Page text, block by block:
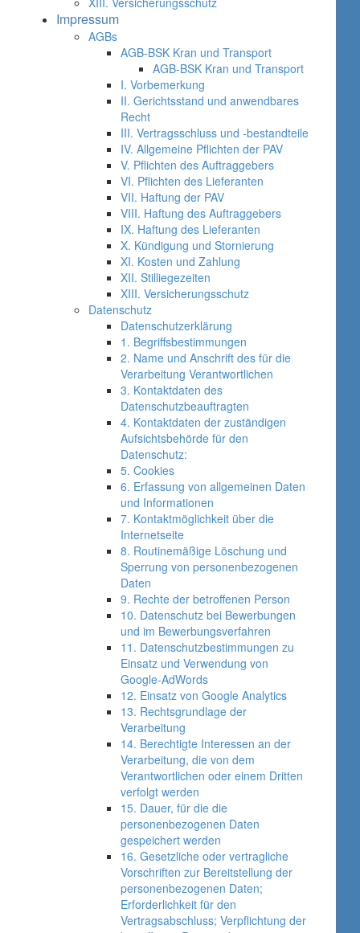
Impressum
AGBs
AGB-BSK Kran und Transport
AGB-BSK Kran und Transport
I. Vorbemerkung
II. Gerichtsstand und anwendbares
Recht
III. Vertragsschluss und -bestandteile
IV. Allgemeine Pflichten der PAV
V. Pflichten des Auftraggebers
VI. Pflichten des Lieferanten
VII. Haftung der PAV
VIII. Haftung des Auftraggebers
IX. Haftung des Lieferanten
X. Kündigung und Stornierung
XI. Kosten und Zahlung
XII. Stilliegezeiten
XIII. Versicherungsschutz
Datenschutz
Datenschutzerklärung
1. Begriffsbestimmungen
2. Name und Anschrift des für die
Verarbeitung Verantwortlichen
3. Kontaktdaten des
Datenschutzbeauftragten
4. Kontaktdaten der zuständigen
Aufsichtsbehörde für den
Datenschutz:
5. Cookies
6. Erfassung von allgemeinen Daten
und Informationen
7. Kontaktmöglichkeit über die
Internetseite
8. Routinemäßige Löschung und
Sperrung von personenbezogenen
Daten
9. Rechte der betroffenen Person
10. Datenschutz bei Bewerbungen
und im Bewerbungsverfahren
11. Datenschutzbestimmungen zu
Einsatz und Verwendung von
Google-AdWords
12. Einsatz von Google Analytics
13. Rechtsgrundlage der
Verarbeitung
14. Berechtigte Interessen an der
Verarbeitung, die von dem
Verantwortlichen oder einem Dritten
verfolgt werden
15. Dauer, für die die
personenbezogenen Daten
gespeichert werden
16. Gesetzliche oder vertragliche
Vorschriften zur Bereitstellung der
personenbezogenen Daten;
Erforderlichkeit für den
Vertragsabschluss; Verpflichtung der